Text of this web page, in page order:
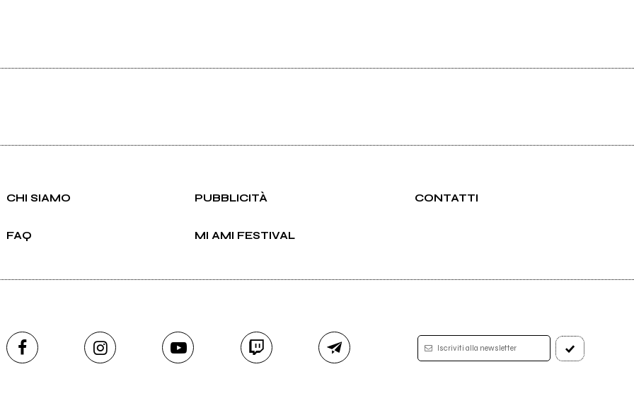
CHI SIAMO PUBBLICITÀ CONTATTI
FAQ MI AMI FESTIVAL
Iscriviti alla newsletter